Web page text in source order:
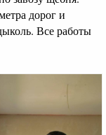
дорог и
Все работы